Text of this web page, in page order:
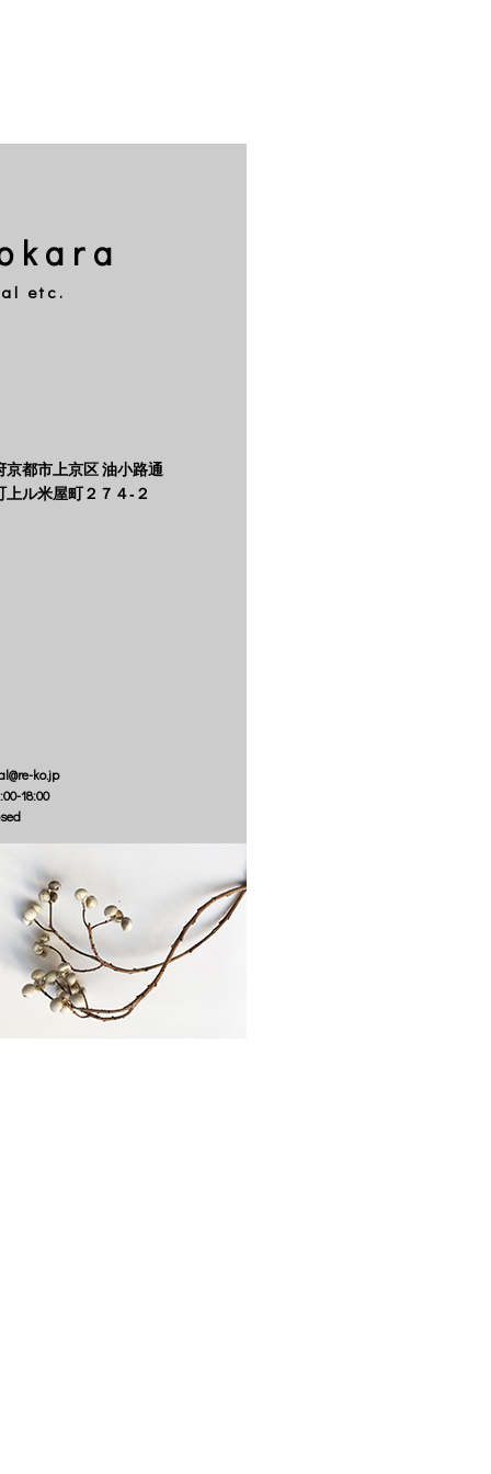
etc.
京都市上京区 油小路通
上ル米屋町２７４‐２
ko.jp
18:00